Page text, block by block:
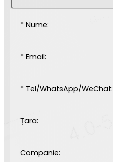
* Nume:
* Email:
* Tel/WhatsApp/WeChat:
Țara:
Companie: